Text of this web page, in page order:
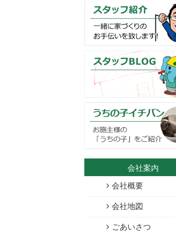
会社案内
会社概要
会社地図
ごあいさつ